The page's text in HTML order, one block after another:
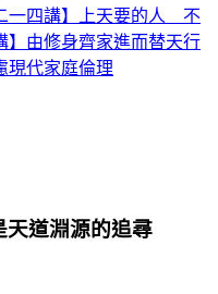
一四講】上天要的人 不
】由修身齊家進而替天行
現代家庭倫理
天道淵源的追尋